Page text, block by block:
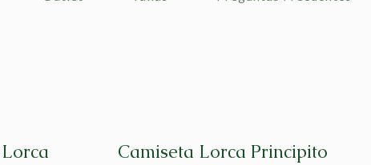
Camiseta Lorca Principito